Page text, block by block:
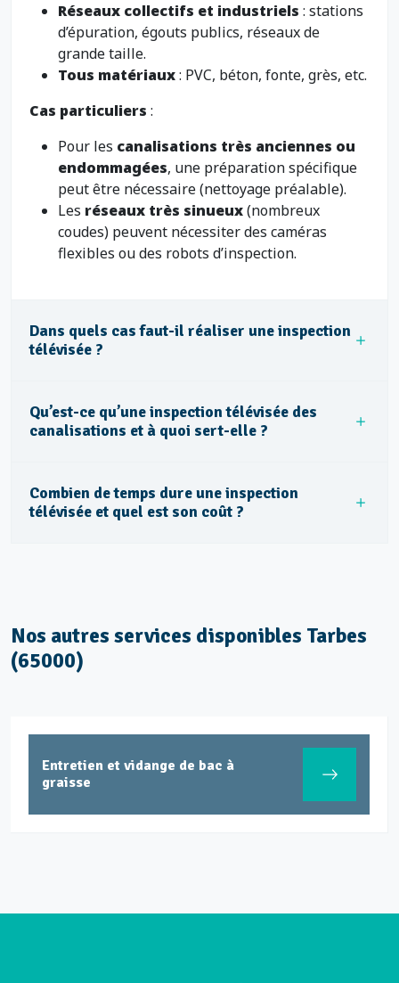
Réseaux collectifs et industriels : stations
d’épuration, égouts publics, réseaux de
grande taille.
Tous matériaux: PVC, béton, fonte, grès, etc.
Cas particuliers :
Pour les canalisations très anciennes ou
endommagées, une préparation spécifique
peut être nécessaire (nettoyage préalable).
Les réseaux très sinueux(nombreux
coudes) peuvent nécessiter des caméras
flexibles ou des robots d’inspection.
Dans quels cas faut-il réaliser une inspection
télévisée ?
Qu’est-ce qu’une inspection télévisée des
canalisations et à quoi sert-elle ?
Combien de temps dure une inspection
télévisée et quel est son coût ?
Nos autres services disponibles Tarbes
(65000)
Entretien et vidange de bac à
graisse